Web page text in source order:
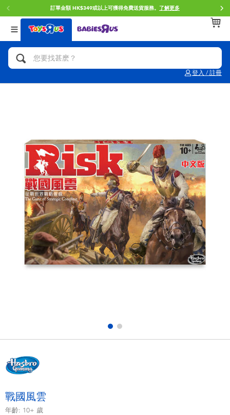
門店自取服務 網上購買並在店內取貨。了解更多
登入 / 註冊
返回
分類目錄
人氣英雄,角色扮演,射擊玩具
玩具車,貨車,火車及遙控系列
手工藝,文具,蠟筆,泥膠,畫板
娃娃, 芭比,收藏公仔
電子玩具
遊戲及拼圖系列
毛毛公仔玩具
返回
品牌
Brunch Brother 早午餐兄弟
Mini Brands
Play-Doh培樂多
Pokemon寶可夢
playpop
LEGO樂高
返回
年齢
0~2歳
8~11歳
12~14歳
14歳以上
戰國風雲
年齡: 10+ 歲